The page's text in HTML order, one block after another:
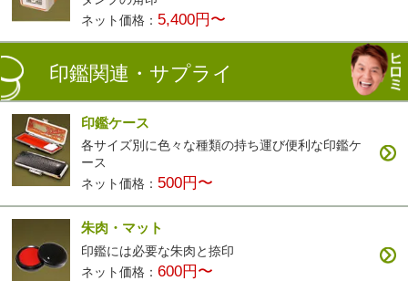
ネット価格： 5,400円〜
印鑑関連・サプライ
印鑑ケース
各サイズ別に色々な種類の持ち運び便利な印鑑ケ
ース
ネット価格： 500円〜
朱肉・マット
印鑑には必要な朱肉と捺印
ネット価格：600円〜